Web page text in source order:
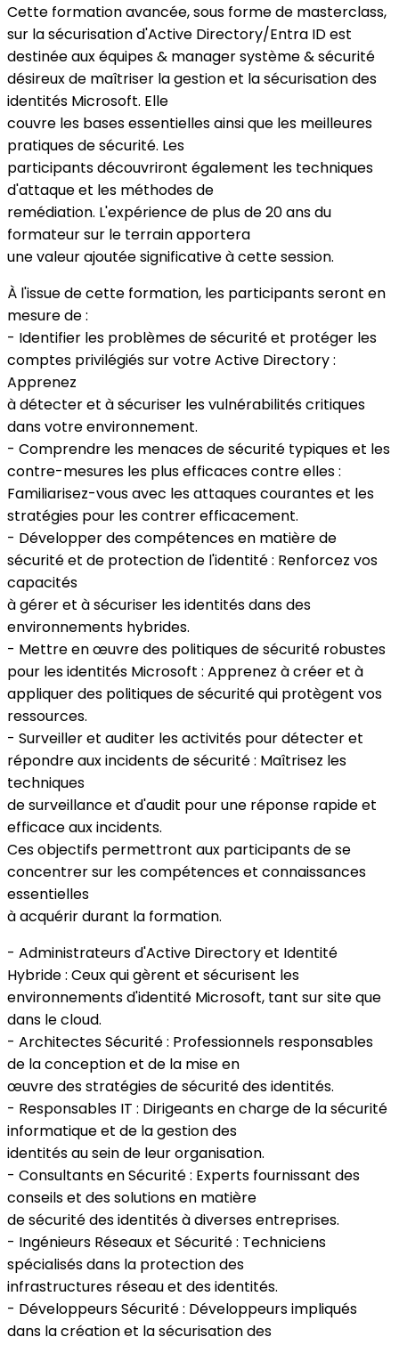
Cette formation avancée, sous forme de masterclass,
sur la sécurisation d'Active Directory/Entra ID est
destinée aux équipes & manager système & sécurité
désireux de maîtriser la gestion et la sécurisation des
identités Microsoft. Elle
couvre les bases essentielles ainsi que les meilleures
pratiques de sécurité. Les
participants découvriront également les techniques
d'attaque et les méthodes de
remédiation. L'expérience de plus de 20 ans du
formateur sur le terrain apportera
une valeur ajoutée significative à cette session.
À l'issue de cette formation, les participants seront en
mesure de :
- Identifier les problèmes de sécurité et protéger les
comptes privilégiés sur votre Active Directory :
Apprenez
à détecter et à sécuriser les vulnérabilités critiques
dans votre environnement.
- Comprendre les menaces de sécurité typiques et les
contre-mesures les plus efficaces contre elles :
Familiarisez-vous avec les attaques courantes et les
stratégies pour les contrer efficacement.
- Développer des compétences en matière de
sécurité et de protection de l'identité : Renforcez vos
capacités
à gérer et à sécuriser les identités dans des
environnements hybrides.
- Mettre en œuvre des politiques de sécurité robustes
pour les identités Microsoft : Apprenez à créer et à
appliquer des politiques de sécurité qui protègent vos
ressources.
- Surveiller et auditer les activités pour détecter et
répondre aux incidents de sécurité : Maîtrisez les
techniques
de surveillance et d'audit pour une réponse rapide et
efficace aux incidents.
Ces objectifs permettront aux participants de se
concentrer sur les compétences et connaissances
essentielles
à acquérir durant la formation.
- Administrateurs d'Active Directory et Identité
Hybride : Ceux qui gèrent et sécurisent les
environnements d'identité Microsoft, tant sur site que
dans le cloud.
- Architectes Sécurité : Professionnels responsables
de la conception et de la mise en
œuvre des stratégies de sécurité des identités.
- Responsables IT : Dirigeants en charge de la sécurité
informatique et de la gestion des
identités au sein de leur organisation.
- Consultants en Sécurité : Experts fournissant des
conseils et des solutions en matière
de sécurité des identités à diverses entreprises.
- Ingénieurs Réseaux et Sécurité : Techniciens
spécialisés dans la protection des
infrastructures réseau et des identités.
- Développeurs Sécurité : Développeurs impliqués
dans la création et la sécurisation des